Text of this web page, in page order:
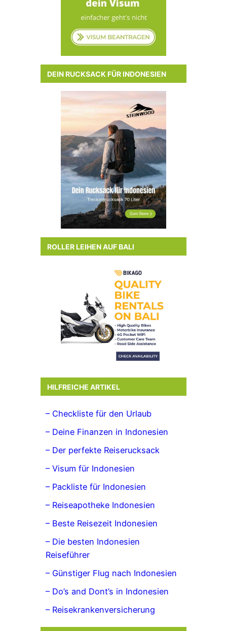
DEIN RUCKSACK FÜR INDONESIEN
ROLLER LEIHEN AUF BALI
HILFREICHE ARTIKEL
– Checkliste für den Urlaub
– Deine Finanzen in Indonesien
– Der perfekte Reiserucksack
– Visum für Indonesien
– Packliste für Indonesien
– Reiseapotheke Indonesien
– Beste Reisezeit Indonesien
– Die besten Indonesien
Reiseführer
– Günstiger Flug nach Indonesien
– Do’s and Dont’s in Indonesien
– Reisekrankenversicherung